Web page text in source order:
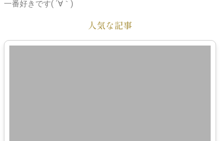
一番好きです( ´∀｀)
人気な記事